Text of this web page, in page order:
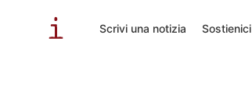
Scrivi una notizia Sostienici